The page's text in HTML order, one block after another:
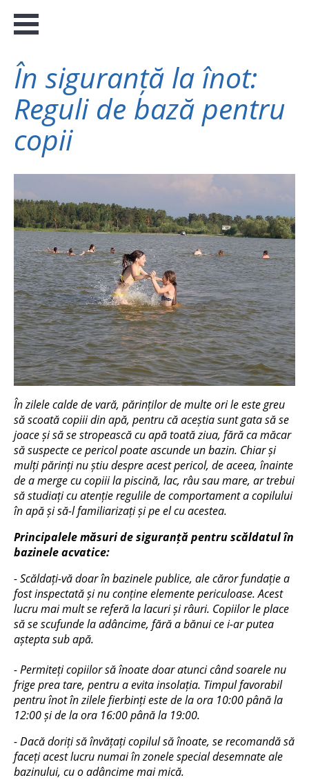
În siguranță la înot:
Reguli de bază pentru
copii
În zilele calde de vară, părinților de multe ori le este greu
să scoată copiii din apă, pentru că aceștia sunt gata să se
joace și să se stropească cu apă toată ziua, fără ca măcar
să suspecte ce pericol poate ascunde un bazin. Chiar și
mulți părinți nu știu despre acest pericol, de aceea, înainte
de a merge cu copiii la piscină, lac, râu sau mare, ar trebui
să studiați cu atenție regulile de comportament a copilului
în apă și să-l familiarizați și pe el cu acestea.
Principalele măsuri de siguranță pentru scăldatul în
bazinele acvatice:
- Scăldați-vă doar în bazinele publice, ale căror fundație a
fost inspectată și nu conține elemente periculoase. Acest
lucru mai mult se referă la lacuri și râuri. Copiilor le place
să se scufunde la adâncime, fără a bănui ce i-ar putea
aștepta sub apă.
- Permiteți copiilor să înoate doar atunci când soarele nu
frige prea tare, pentru a evita insolația. Timpul favorabil
pentru înot în zilele fierbinți este de la ora 10:00 până la
12:00 și de la ora 16:00 până la 19:00.
- Dacă doriți să învățați copilul să înoate, se recomandă să
faceți acest lucru numai în zonele special desemnate ale
bazinului, cu o adâncime mai mică.